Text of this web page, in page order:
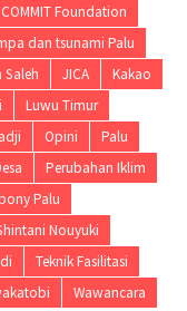
COMMIT Foundation
dan tsunami Palu
Saleh JICA
Kakao
Luwu Timur
Opini
Palu
Perubahan Iklim
Palu
Nouyuki
Teknik Fasilitasi
Wawancara